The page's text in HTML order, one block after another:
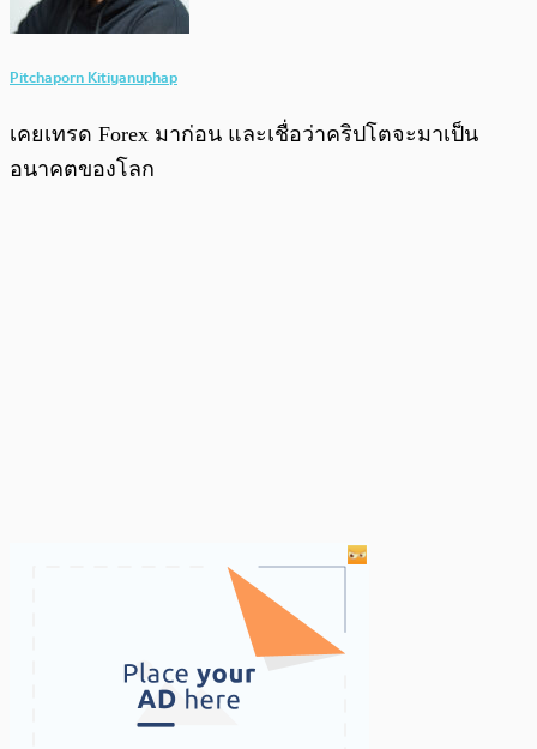
Pitchaporn Kitiyanuphap
เคยเทรด Forex มาก่อน และเชื่อว่าคริปโตจะมาเป็น
อนาคตของโลก